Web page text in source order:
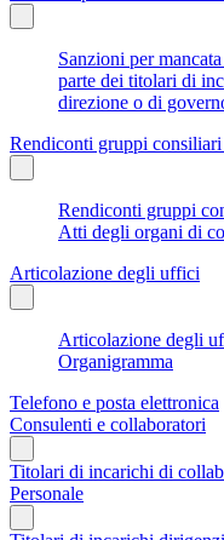
Sanzioni per
parte dei titolari di
direzione o di
Rendiconti gruppi
Rendiconti gruppi
Atti degli organi di
Articolazione degli uffici
Articolazione degli
Organigramma
Telefono e posta elettronica
Consulenti e collaboratori
Titolari di incarichi di
Personale